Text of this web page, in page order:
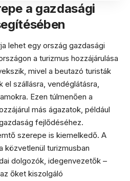
a gazdasági
lehet egy ország gazdasági
a turizmus hozzájárulása
mivel a beutazó turisták
el szállásra, vendéglátásra,
Ezen túlmenően a
más ágazatok, például
fejlődéséhez.
szerepe is kiemelkedő. A
közvetlenül turizmusban
dolgozók, idegenvezetők –
őket kiszolgáló